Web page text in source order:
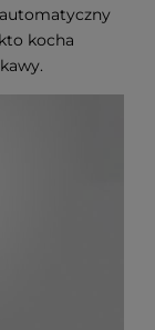
kocha